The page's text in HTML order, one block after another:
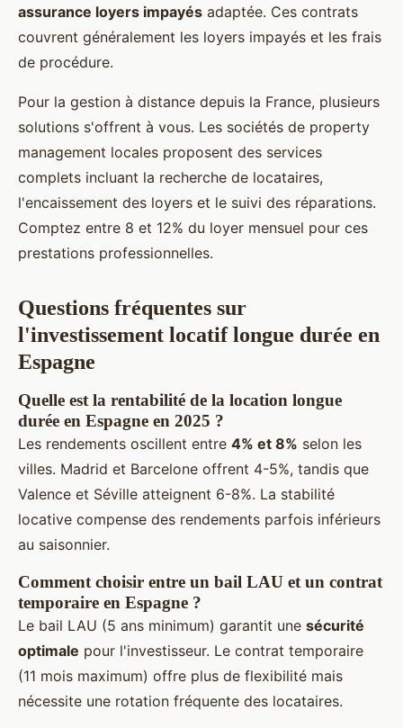
assurance loyers impayés adaptée. Ces contrats
couvrent généralement les loyers impayés et les frais
de procédure.
Pour la gestion à distance depuis la France, plusieurs
solutions s'offrent à vous. Les sociétés de property
management locales proposent des services
complets incluant la recherche de locataires,
l'encaissement des loyers et le suivi des réparations.
Comptez entre 8 et 12% du loyer mensuel pour ces
prestations professionnelles.
Questions fréquentes sur
l'investissement locatif longue durée en
Espagne
Quelle est la rentabilité de la location longue
durée en Espagne en 2025 ?
Les rendements oscillent entre 4% et 8% selon les
villes. Madrid et Barcelone offrent 4-5%, tandis que
Valence et Séville atteignent 6-8%. La stabilité
locative compense des rendements parfois inférieurs
au saisonnier.
Comment choisir entre un bail LAU et un contrat
temporaire en Espagne ?
Le bail LAU (5 ans minimum) garantit une sécurité
optimale pour l'investisseur. Le contrat temporaire
(11 mois maximum) offre plus de flexibilité mais
nécessite une rotation fréquente des locataires.